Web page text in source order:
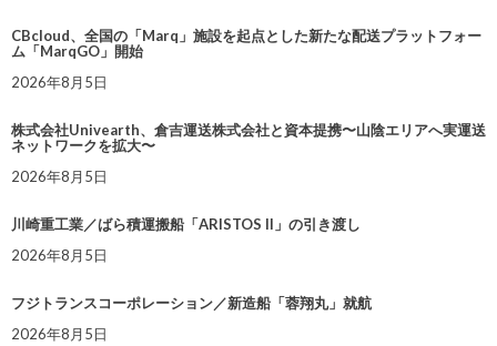
CBcloud、全国の「Marq」施設を起点とした新たな配送プラットフォー
ム「MarqGO」開始
2026年8月5日
株式会社Univearth、倉吉運送株式会社と資本提携〜山陰エリアへ実運送
ネットワークを拡大〜
2026年8月5日
川崎重工業／ばら積運搬船「ARISTOS II」の引き渡し
2026年8月5日
フジトランスコーポレーション／新造船「蓉翔丸」就航
2026年8月5日